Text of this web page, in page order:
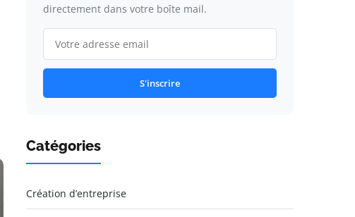
directement dans votre boîte mail.
S'inscrire
Catégories
Création d’entreprise